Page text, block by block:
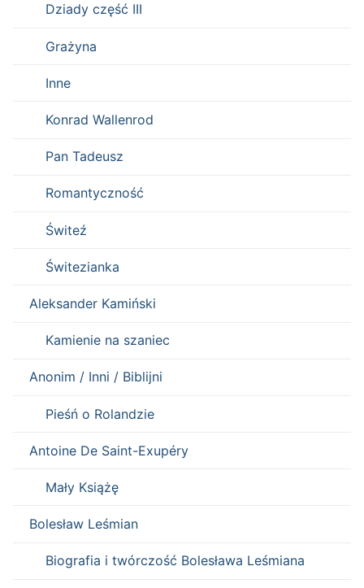
Dziady część III
Grażyna
Inne
Konrad Wallenrod
Pan Tadeusz
Romantyczność
Świteź
Świtezianka
Aleksander Kamiński
Kamienie na szaniec
Anonim / Inni / Biblijni
Pieśń o Rolandzie
Antoine De Saint-Exupéry
Mały Książę
Bolesław Leśmian
Biografia i twórczość Bolesława Leśmiana